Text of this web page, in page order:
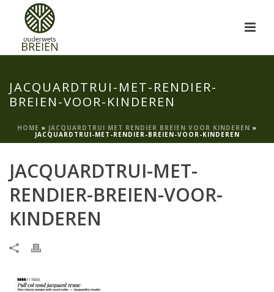
JACQUARDTRUI-MET-RENDIER-
BREIEN-VOOR-KINDEREN
HOME » JACQUARDTRUI MET RENDIER BREIEN VOOR KINDEREN »
JACQUARDTRUI-MET-RENDIER-BREIEN-VOOR-KINDEREN
JACQUARDTRUI-MET-
RENDIER-BREIEN-VOOR-
KINDEREN